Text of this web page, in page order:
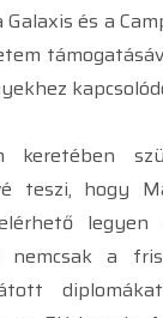
és a
teszi, hogy
legyen
nemcsak a